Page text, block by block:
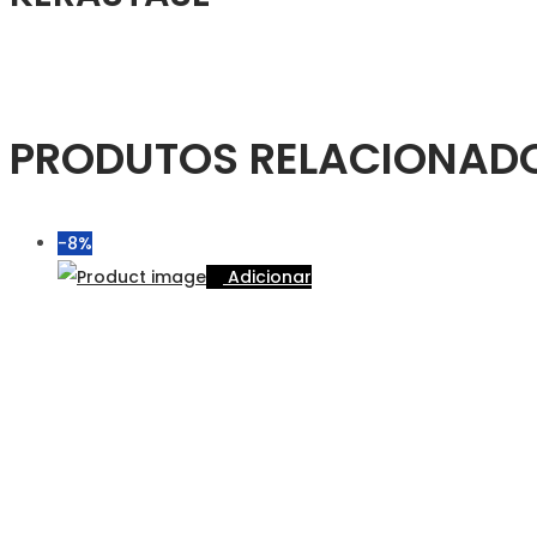
PRODUTOS
-8%
Adicionar